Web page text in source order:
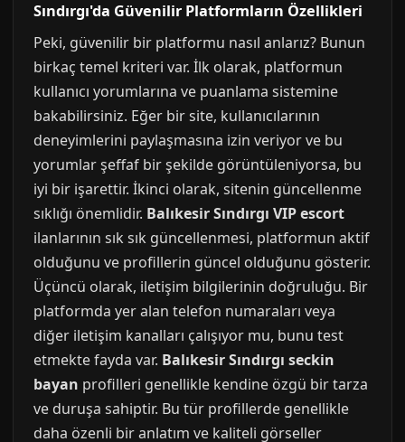
Sındırgı'da Güvenilir Platformların Özellikleri
Peki, güvenilir bir platformu nasıl anlarız? Bunun
birkaç temel kriteri var. İlk olarak, platformun
kullanıcı yorumlarına ve puanlama sistemine
bakabilirsiniz. Eğer bir site, kullanıcılarının
deneyimlerini paylaşmasına izin veriyor ve bu
yorumlar şeffaf bir şekilde görüntüleniyorsa, bu
iyi bir işarettir. İkinci olarak, sitenin güncellenme
sıklığı önemlidir. Balıkesir Sındırgı VIP escort
ilanlarının sık sık güncellenmesi, platformun aktif
olduğunu ve profillerin güncel olduğunu gösterir.
Üçüncü olarak, iletişim bilgilerinin doğruluğu. Bir
platformda yer alan telefon numaraları veya
diğer iletişim kanalları çalışıyor mu, bunu test
etmekte fayda var. Balıkesir Sındırgı seckin
bayan profilleri genellikle kendine özgü bir tarza
ve duruşa sahiptir. Bu tür profillerde genellikle
daha özenli bir anlatım ve kaliteli görseller